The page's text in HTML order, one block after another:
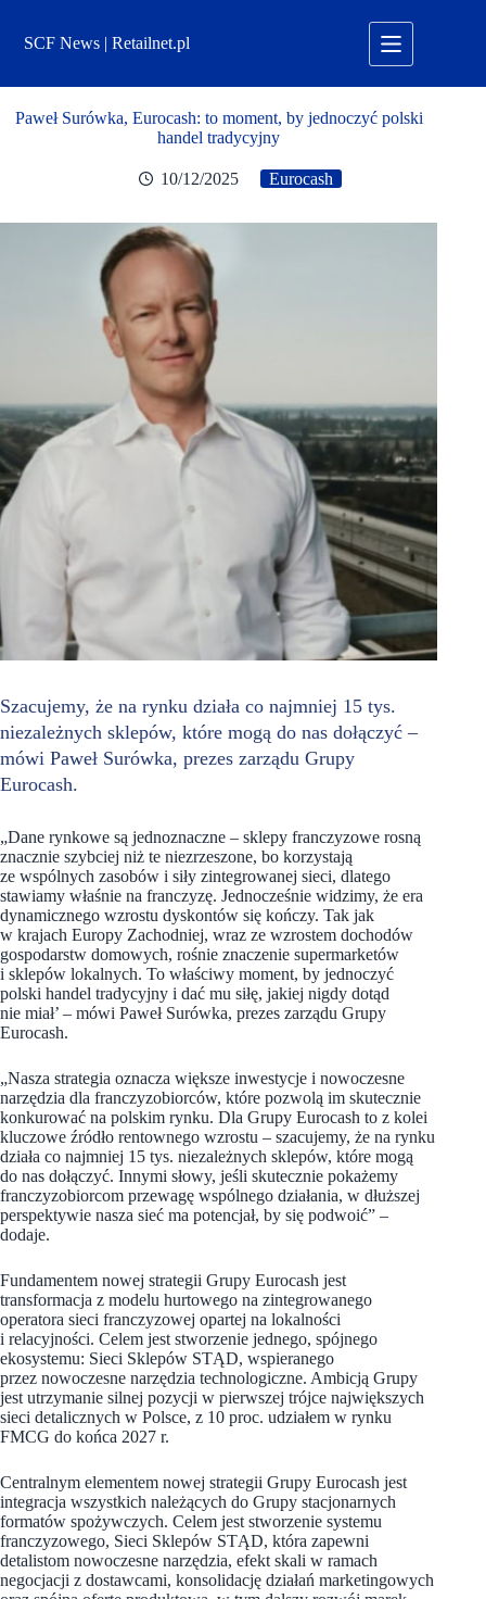
treściSCF News | Retailnet.pl
Paweł Surówka, Eurocash: to moment, by jednoczyć polski
handel tradycyjny
10/12/2025 Eurocash
Szacujemy, że na rynku działa co najmniej 15 tys.
niezależnych sklepów, które mogą do nas dołączyć –
mówi Paweł Surówka, prezes zarządu Grupy
Eurocash.
„Dane rynkowe są jednoznaczne – sklepy franczyzowe rosną
znacznie szybciej niż te niezrzeszone, bo korzystają
ze wspólnych zasobów i siły zintegrowanej sieci, dlatego
stawiamy właśnie na franczyzę. Jednocześnie widzimy, że era
dynamicznego wzrostu dyskontów się kończy. Tak jak
w krajach Europy Zachodniej, wraz ze wzrostem dochodów
gospodarstw domowych, rośnie znaczenie supermarketów
i sklepów lokalnych. To właściwy moment, by jednoczyć
polski handel tradycyjny i dać mu siłę, jakiej nigdy dotąd
nie miał’ – mówi Paweł Surówka, prezes zarządu Grupy
Eurocash.
„Nasza strategia oznacza większe inwestycje i nowoczesne
narzędzia dla franczyzobiorców, które pozwolą im skutecznie
konkurować na polskim rynku. Dla Grupy Eurocash to z kolei
kluczowe źródło rentownego wzrostu – szacujemy, że na rynku
działa co najmniej 15 tys. niezależnych sklepów, które mogą
do nas dołączyć. Innymi słowy, jeśli skutecznie pokażemy
franczyzobiorcom przewagę wspólnego działania, w dłuższej
perspektywie nasza sieć ma potencjał, by się podwoić” –
dodaje.
Fundamentem nowej strategii Grupy Eurocash jest
transformacja z modelu hurtowego na zintegrowanego
operatora sieci franczyzowej opartej na lokalności
i relacyjności. Celem jest stworzenie jednego, spójnego
ekosystemu: Sieci Sklepów STĄD, wspieranego
przez nowoczesne narzędzia technologiczne. Ambicją Grupy
jest utrzymanie silnej pozycji w pierwszej trójce największych
sieci detalicznych w Polsce, z 10 proc. udziałem w rynku
FMCG do końca 2027 r.
Centralnym elementem nowej strategii Grupy Eurocash jest
integracja wszystkich należących do Grupy stacjonarnych
formatów spożywczych. Celem jest stworzenie systemu
franczyzowego, Sieci Sklepów STĄD, która zapewni
detalistom nowoczesne narzędzia, efekt skali w ramach
negocjacji z dostawcami, konsolidację działań marketingowych